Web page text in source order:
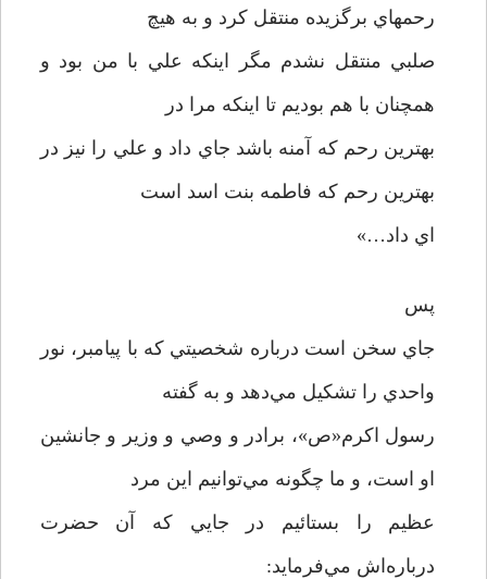
رحمهاي برگزيده منتقل کرد و به هيچ
صلبي منتقل نشدم مگر اينکه علي با من بود و
همچنان با هم بوديم تا اينکه مرا در
بهترين رحم که آمنه باشد جاي داد و علي را نيز در
بهترين رحم که فاطمه بنت اسد است
اي داد…»
پس
جاي سخن است درباره شخصيتي که با پيامبر، نور
واحدي را تشکيل مي‌دهد و به گفته
رسول اکرم«ص»، برادر و وصي و وزير و جانشين
او است، و ما چگونه مي‌توانيم اين مرد
عظيم را بستائيم در جايي که آن حضرت
درباره‌اش مي‌فرمايد: